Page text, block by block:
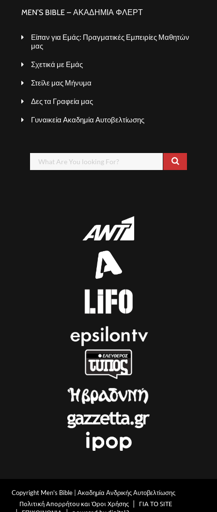
MEN’S BIBLE – ΑΚΑΔΗΜΙΑ ΦΛΕΡΤ
Είπαν για Εμάς: Πραγματικές Εμπειρίες Μαθητών
μας
Σχετικά με Εμάς
Στείλε μας Μήνυμα
Δες τα Γραφεία μας
Γυναικεία Ακαδημία Αυτοβελτίωσης
Copyright Men's Bible | Ακαδημία Ανδρικής Αυτοβελτίωσης
Πολιτική Απορρήτου και Όροι Χρήσης
ΓΙΑ ΤΟ SITE